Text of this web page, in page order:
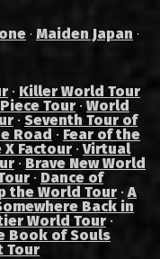
· Maiden Japan ·
· Killer World Tour
Tour · World
· Seventh Tour of
Road · Fear of the
X Factour ·Virtual
· Brave New World
· Dance of
the World Tour ·A
Back in
World Tour ·
Book of Souls
Tour